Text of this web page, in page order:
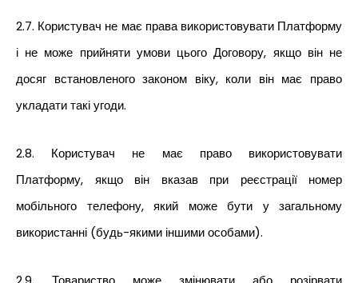
2.7. Користувач не має права використовувати Платформу
і не може прийняти умови цього Договору, якщо він не
досяг встановленого законом віку, коли він має право
укладати такі угоди.
2.8. Користувач не має право використовувати
Платформу, якщо він вказав при реєстрації номер
мобільного телефону, який може бути у загальному
використанні (будь-якими іншими особами).